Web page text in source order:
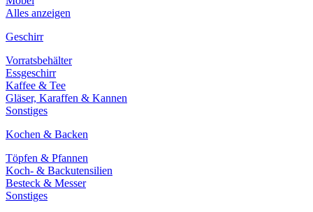
Alles anzeigen
Geschirr
Vorratsbehälter
Essgeschirr
Kaffee & Tee
Gläser, Karaffen & Kannen
Sonstiges
Kochen & Backen
Töpfen & Pfannen
Koch- & Backutensilien
Besteck & Messer
Sonstiges